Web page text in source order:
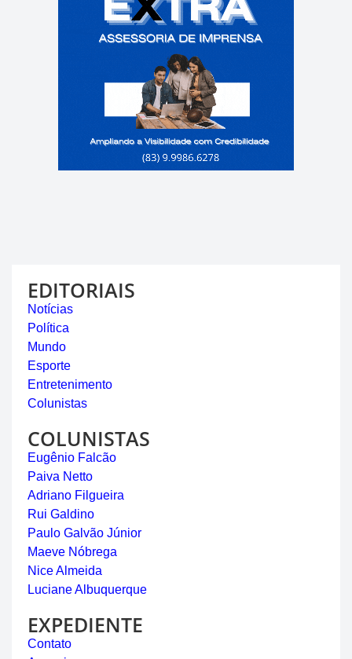
EDITORIAIS
Notícias
Política
Mundo
Esporte
Entretenimento
Colunistas
COLUNISTAS
Eugênio Falcão
Paiva Netto
Adriano Filgueira
Rui Galdino
Paulo Galvão Júnior
Maeve Nóbrega
Nice Almeida
Luciane Albuquerque
EXPEDIENTE
Contato